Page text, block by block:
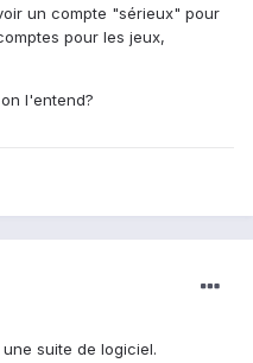
un compte "sérieux" pour
pour les jeux,
l'entend?
suite de logiciel.